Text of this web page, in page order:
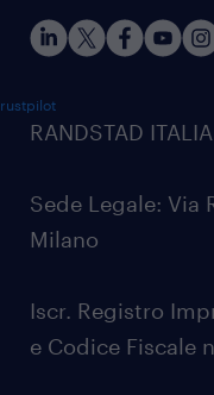
RANDSTAD
Sede Legale: Via
Milano
Iscr. Registro
e Codice Fiscale